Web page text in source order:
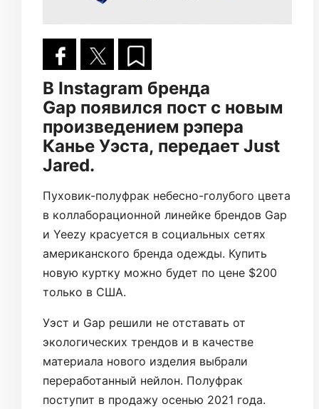
В Instagram бренда
Gap появился пост с новым
произведением рэпера
Канье Уэста, передает Just
Jared.
Пуховик-полуфрак небесно-голубого цвета
в коллаборационной линейке брендов Gap
и Yeezy красуется в социальных сетях
американского бренда одежды. Купить
новую куртку можно будет по цене $200
только в США.
Уэст и Gap решили не отставать от
экологических трендов и в качестве
материала нового изделия выбрали
переработанный нейлон. Полуфрак
поступит в продажу осенью 2021 года.